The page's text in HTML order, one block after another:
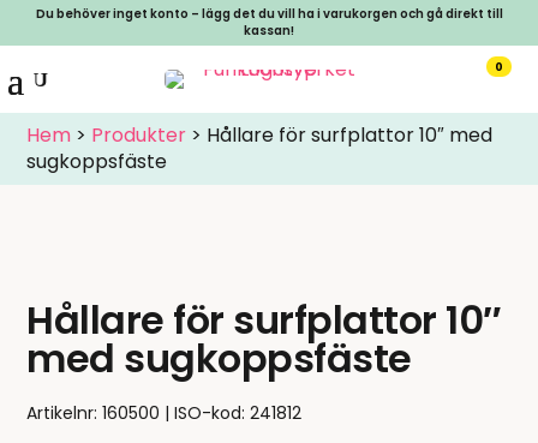
Du behöver inget konto – lägg det du vill ha i varukorgen och gå direkt till
kassan!
0
Hem > Produkter > Hållare för surfplattor 10″ med
sugkoppsfäste
Hållare för surfplattor 10″
med sugkoppsfäste
Artikelnr:160500 ISO-kod: 241812